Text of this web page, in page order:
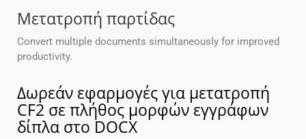
Μετατροπή παρτίδας
Convert multiple documents simultaneously for improved
productivity.
Δωρεάν εφαρμογές για μετατροπή
CF2 σε πλήθος μορφών εγγράφων
δίπλα στο DOCX